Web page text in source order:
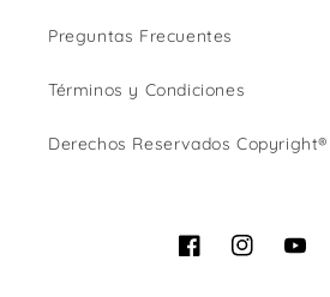
Preguntas Frecuentes
Términos y Condiciones
Derechos Reservados Copyright®
FacebookInstagram